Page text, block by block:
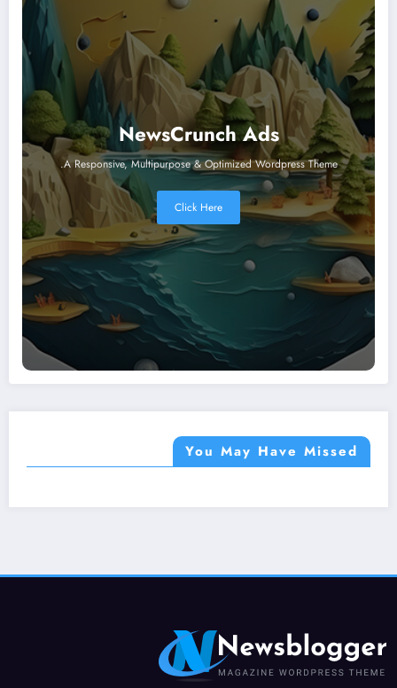
NewsCrunch Ads
A Responsive, Multipurpose & Optimized Wordpress Theme.
Click Here
You May Have Missed